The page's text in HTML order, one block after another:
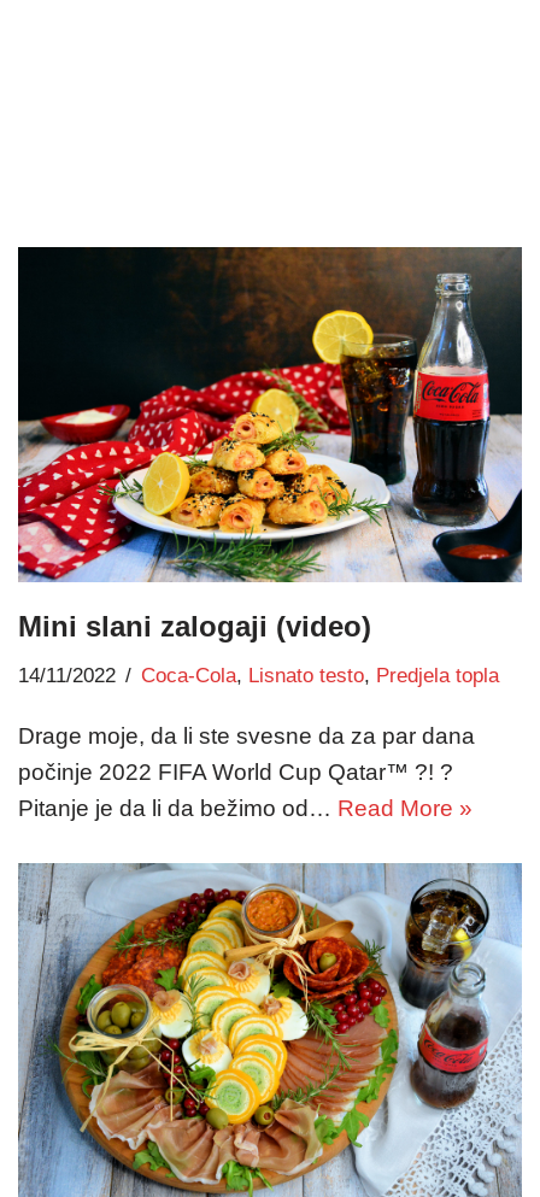
Mini slani zalogaji (video)
14/11/2022 Coca-Cola, Lisnato testo, Predjela topla
Drage moje, da li ste svesne da za par dana
počinje 2022 FIFA World Cup Qatar™ ?! ?
Pitanje je da li da bežimo od… Read More »